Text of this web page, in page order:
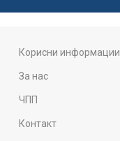
Корисни информации
За нас
ЧПП
Контакт